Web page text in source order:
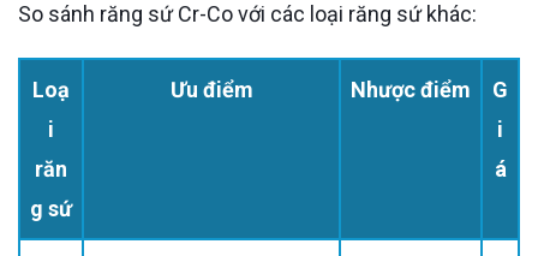
So sánh răng sứ Cr-Co với các loại răng sứ khác:
Loạ
i
răn
g sứ
Ưu điểm Nhược điểm
G
i
á